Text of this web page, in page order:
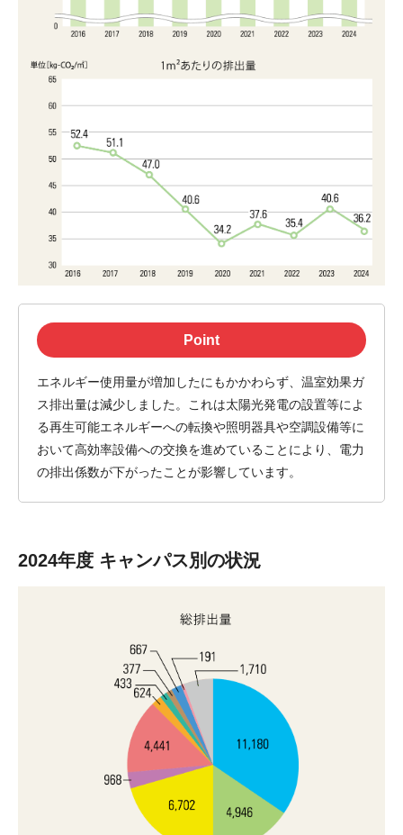
Point
エネルギー使用量が増加したにもかかわらず、温室効果ガ
ス排出量は減少しました。これは太陽光発電の設置等によ
る再生可能エネルギーへの転換や照明器具や空調設備等に
おいて高効率設備への交換を進めていることにより、電力
の排出係数が下がったことが影響しています。
2024年度 キャンパス別の状況